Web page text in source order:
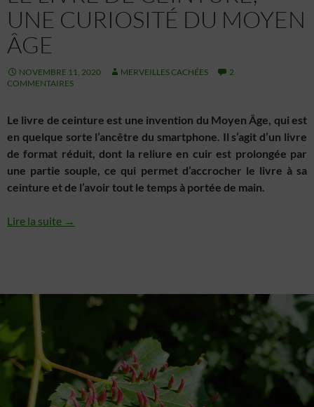
UNE CURIOSITÉ DU MOYEN
ÂGE
NOVEMBRE 11, 2020 MERVEILLES CACHÉES
2
COMMENTAIRES
Le livre de ceinture est une invention du Moyen Âge, qui est
en quelque sorte l’ancêtre du smartphone. Il s’agit d’un livre
de format réduit, dont la reliure en cuir est prolongée par
une partie souple, ce qui permet d’accrocher le livre à sa
ceinture et de l’avoir tout le temps à portée de main.
Lire la suite →